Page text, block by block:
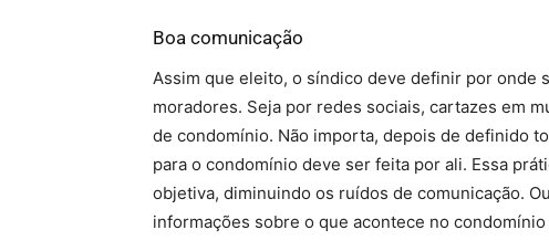
Boa comunicação
Assim que eleito, o síndico deve definir por onde
moradores. Seja por redes sociais, cartazes em
de condomínio. Não importa, depois de definido
para o condomínio deve ser feita por ali. Essa
objetiva, diminuindo os ruídos de comunicação.
informações sobre o que acontece no